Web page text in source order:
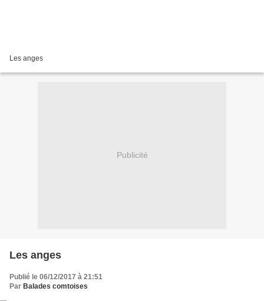
Les anges
Publicité
Les anges
Publié le 06/12/2017 à 21:51
Par Balades comtoises